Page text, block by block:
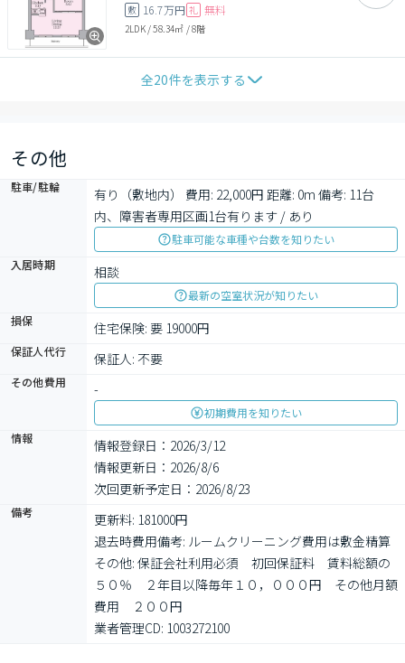
敷 16.7万円 礼 無料
2LDK/58.34㎡ /8階
全20件を表示する
その他
駐車/駐輪
有り（敷地内） 費用: 22,000円 距離: 0m 備考: 11台
内、障害者専用区画1台有ります / あり
駐車可能な車種や台数を知りたい
入居時期
相談
最新の空室状況が知りたい
損保
住宅保険: 要 19000円
保証人代行 保証人: 不要
その他費用 -
初期費用を知りたい
情報
情報登録日：2026/3/12
情報更新日：2026/8/6
次回更新予定日：2026/8/23
備考
更新料: 181000円
退去時費用備考: ルームクリーニング費用は敷金精算
その他: 保証会社利用必須　初回保証料　賃料総額の
５０％　２年目以降毎年１０，０００円　その他月額
費用　２００円
業者管理CD: 1003272100